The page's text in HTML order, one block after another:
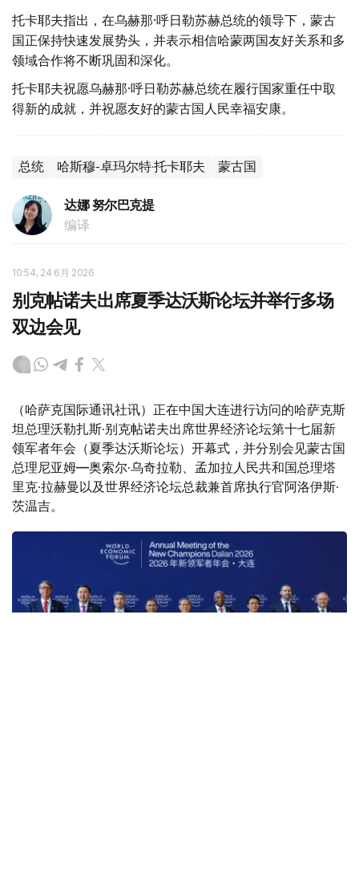
托卡耶夫指出，在乌赫那·呼日勒苏赫总统的领导下，蒙古
国正保持快速发展势头，并表示相信哈蒙两国友好关系和多
领域合作将不断巩固和深化。
托卡耶夫祝愿乌赫那·呼日勒苏赫总统在履行国家重任中取
得新的成就，并祝愿友好的蒙古国人民幸福安康。
总统 哈斯穆-卓玛尔特·托卡耶夫 蒙古国
达娜 努尔巴克提
编译
10:54, 24 6月 2026
别克帖诺夫出席夏季达沃斯论坛并举行多场
双边会见
（哈萨克国际通讯社讯）正在中国大连进行访问的哈萨克斯
坦总理沃勒扎斯·别克帖诺夫出席世界经济论坛第十七届新
领军者年会（夏季达沃斯论坛）开幕式，并分别会见蒙古国
总理尼亚姆—奥索尔·乌奇拉勒、孟加拉人民共和国总理塔
里克·拉赫曼以及世界经济论坛总裁兼首席执行官阿洛伊斯·
茨温吉。